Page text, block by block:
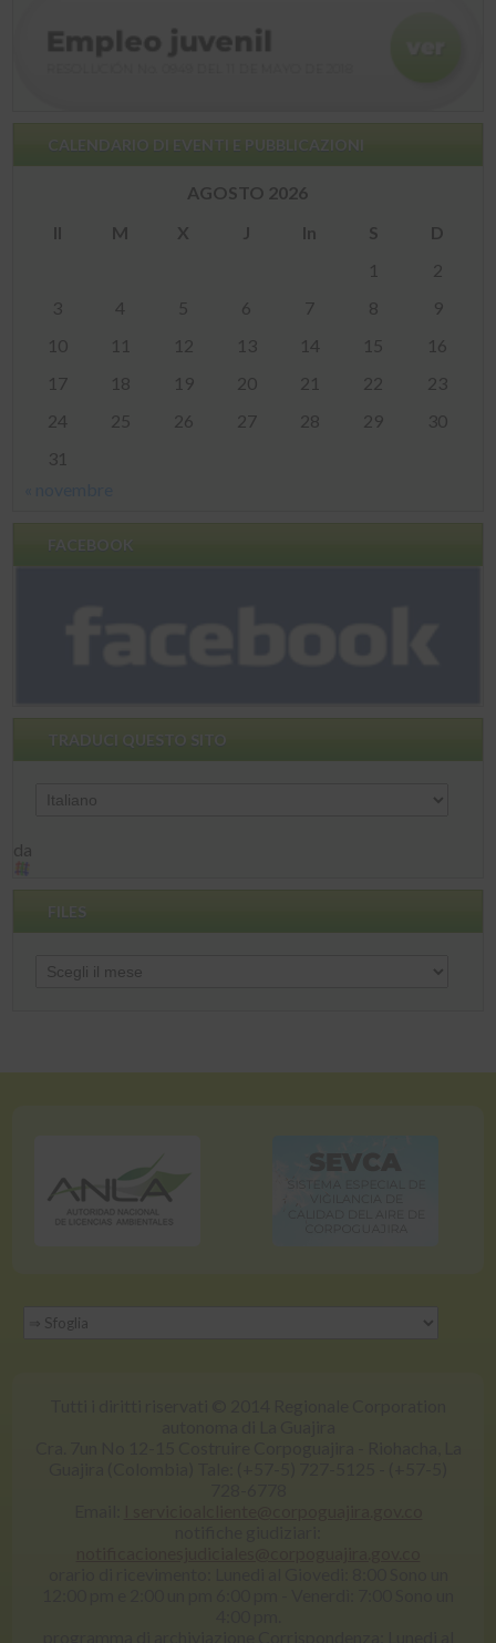
CALENDARIO DI EVENTI E PUBBLICAZIONI
AGOSTO 2026
Il
M X J In S
D
1
2
3
4 5 6 7 8
9
10
11 12 13 14 15
16
17
18 19 20 21 22
23
24
25 26 27 28 29
30
31
FACEBOOK
TRADUCI QUESTO SITO
da
FILES